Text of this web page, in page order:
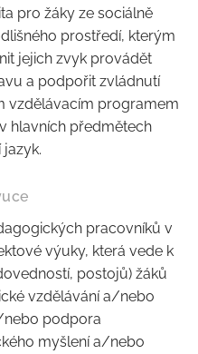
pro žáky ze sociálně
prostředí, kterým
jejich zvyk provádět
a podpořit zvládnutí
vzdělávacím programem
hlavních předmětech
pracovníků v
výuky, která vede k
postojů) žáků
vzdělávání a/nebo
nebo podpora
myšlení a/nebo